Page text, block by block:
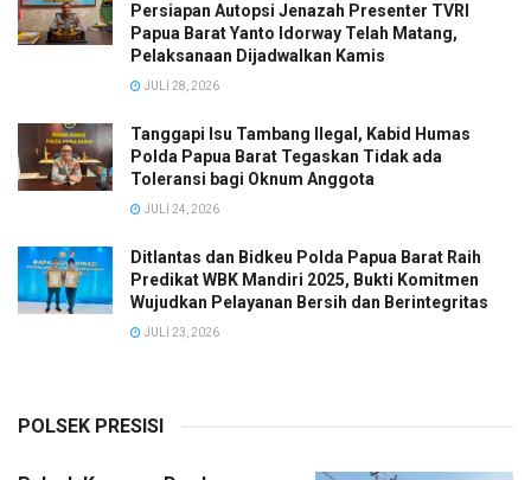
Persiapan Autopsi Jenazah Presenter TVRI
Papua Barat Yanto Idorway Telah Matang,
Pelaksanaan Dijadwalkan Kamis
JULI 28, 2026
Tanggapi Isu Tambang Ilegal, Kabid Humas
Polda Papua Barat Tegaskan Tidak ada
Toleransi bagi Oknum Anggota
JULI 24, 2026
Ditlantas dan Bidkeu Polda Papua Barat Raih
Predikat WBK Mandiri 2025, Bukti Komitmen
Wujudkan Pelayanan Bersih dan Berintegritas
JULI 23, 2026
POLSEK PRESISI